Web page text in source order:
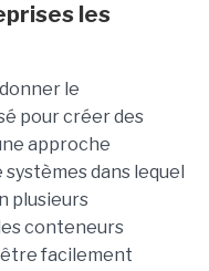
les
le
pour créer des
approche
dans lequel
plusieurs
conteneurs
facilement